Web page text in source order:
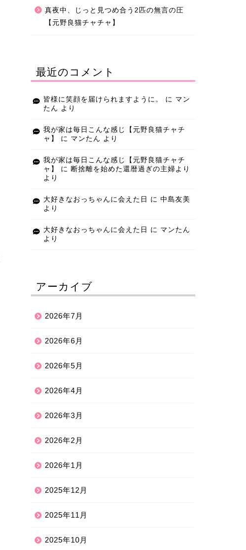
真夜中、じっと見つめ合う2匹の無言の圧
【元野良猫チャチャ】
最近のコメント
皆様に笑顔を届けられますように。 に マン
たん より
我が家は毎日こんな感じ【元野良猫チャチ
ャ】
に マンたん より
我が家は毎日こんな感じ【元野良猫チャチ
ャ】
に 断捨離を始めた還暦過ぎの主婦より
より
大好きなおっちゃんに会えた日 に 中島友美
より
大好きなおっちゃんに会えた日 に マンたん
より
アーカイブ
2026年7月
2026年6月
2026年5月
2026年4月
2026年3月
2026年2月
2026年1月
2025年12月
2025年11月
2025年10月